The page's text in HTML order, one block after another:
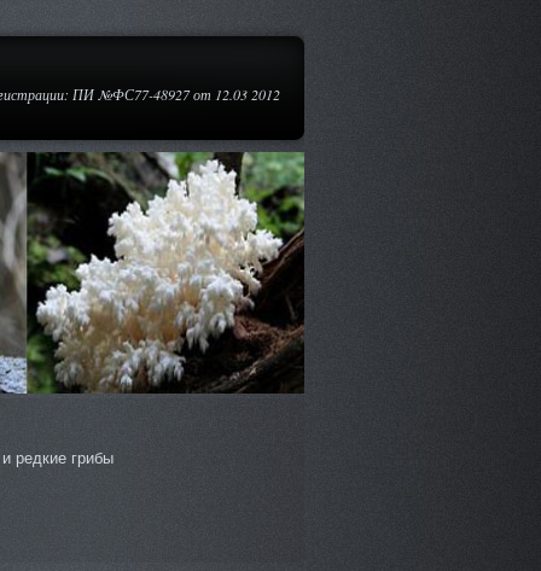
ПИ №ФС77-48927 от 12.03 2012
редкие грибы